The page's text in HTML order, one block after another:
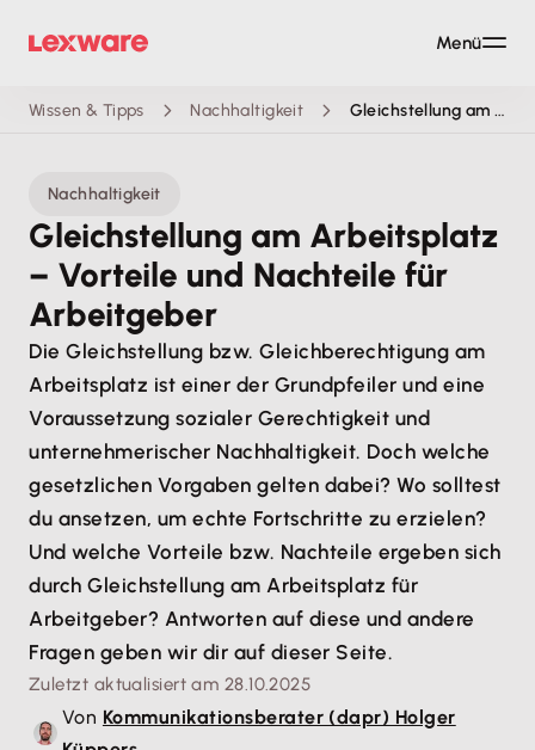
Wissen & Tipps Nachhaltigkeit Gleichstellung am Arbeitsplatz
Nachhaltigkeit
Gleichstellung am Arbeitsplatz
– Vorteile und Nachteile für
Arbeitgeber
Die Gleichstellung bzw. Gleichberechtigung am
Arbeitsplatz ist einer der Grundpfeiler und eine
Voraussetzung sozialer Gerechtigkeit und
unternehmerischer Nachhaltigkeit. Doch welche
gesetzlichen Vorgaben gelten dabei? Wo solltest
du ansetzen, um echte Fortschritte zu erzielen?
Und welche Vorteile bzw. Nachteile ergeben sich
durch Gleichstellung am Arbeitsplatz für
Arbeitgeber? Antworten auf diese und andere
Fragen geben wir dir auf dieser Seite.
Zuletzt aktualisiert am 28.10.2025
Von Kommunikationsberater (dapr) Holger
Menü